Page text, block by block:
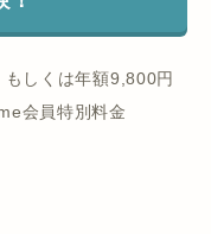
しくは年額9,800円
会員特別料金